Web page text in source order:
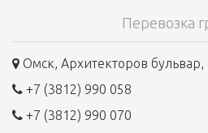
Перевозка
Омск, Архитекторов бульвар,
+7 (3812) 990 058
+7 (3812) 990 070